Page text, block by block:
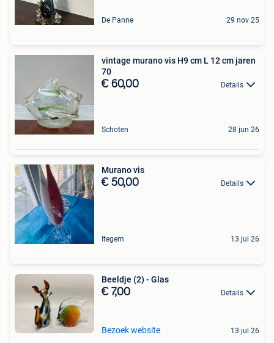
De Panne 29 nov 25
vintage murano vis H9 cm L 12 cm jaren
70
€ 60,00 Details
Schoten 28 jun 26
Murano vis
€ 50,00 Details
Itegem 13 jul 26
Beeldje (2) - Glas
€ 7,00 Details
Bezoek website 13 jul 26